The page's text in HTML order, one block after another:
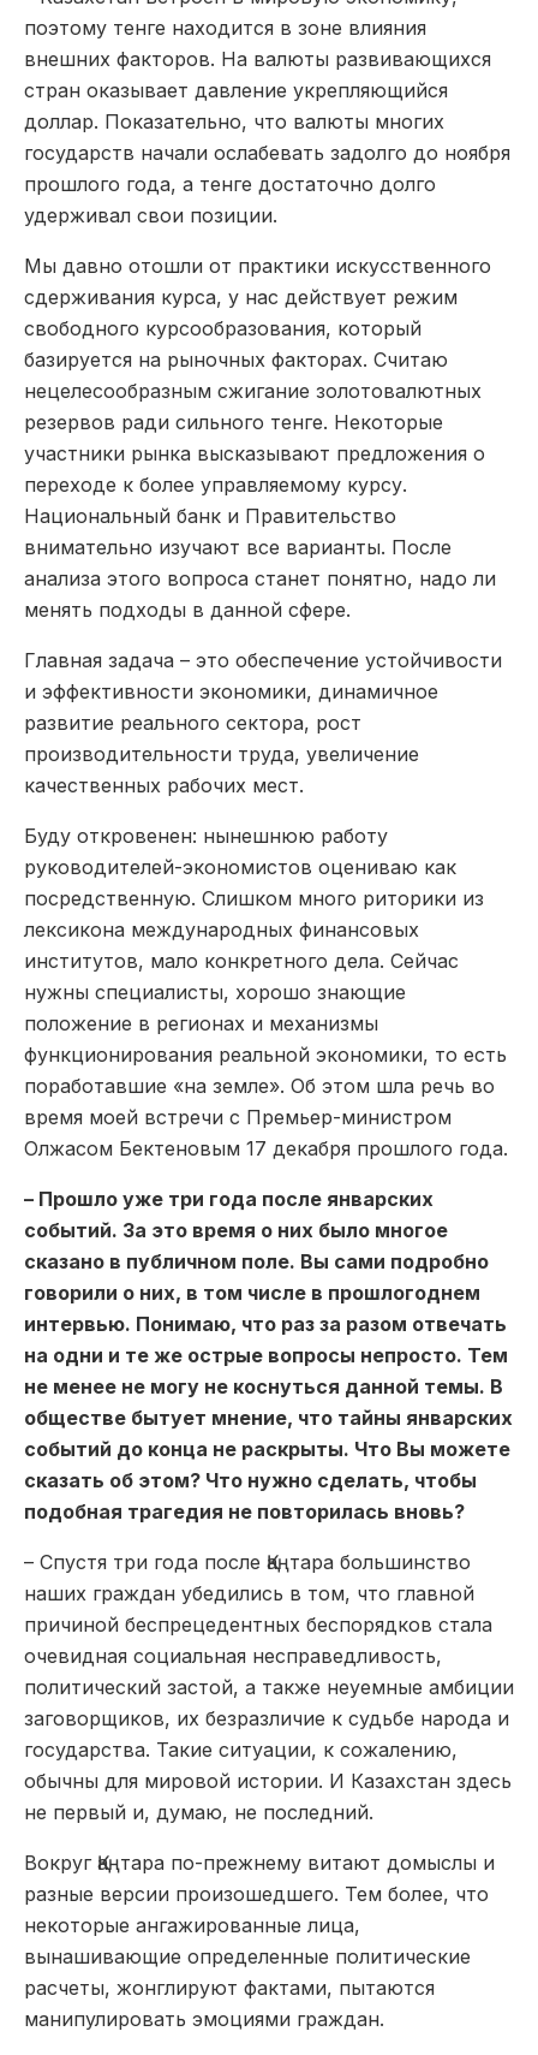
поэтому тенге находится в зоне влияния
внешних факторов. На валюты развивающихся
стран оказывает давление укрепляющийся
доллар. Показательно, что валюты многих
государств начали ослабевать задолго до ноября
прошлого года, а тенге достаточно долго
удерживал свои позиции.
Мы давно отошли от практики искусственного
сдерживания курса, у нас действует режим
свободного курсообразования, который
базируется на рыночных факторах. Считаю
нецелесообразным сжигание золотовалютных
резервов ради сильного тенге. Некоторые
участники рынка высказывают предложения о
переходе к более управляемому курсу.
Национальный банк и Правительство
внимательно изучают все варианты. После
анализа этого вопроса станет понятно, надо ли
менять подходы в данной сфере.
Главная задача – это обеспечение устойчивости
и эффективности экономики, динамичное
развитие реального сектора, рост
производительности труда, увеличение
качественных рабочих мест.
Буду откровенен: нынешнюю работу
руководителей-экономистов оцениваю как
посредственную. Слишком много риторики из
лексикона международных финансовых
институтов, мало конкретного дела. Сейчас
нужны специалисты, хорошо знающие
положение в регионах и механизмы
функционирования реальной экономики, то есть
поработавшие «на земле». Об этом шла речь во
время моей встречи с Премьер-министром
Олжасом Бектеновым 17 декабря прошлого года.
– Прошло уже три года после январских
событий. За это время о них было многое
сказано в публичном поле. Вы сами подробно
говорили о них, в том числе в прошлогоднем
интервью. Понимаю, что раз за разом отвечать
на одни и те же острые вопросы непросто. Тем
не менее не могу не коснуться данной темы. В
обществе бытует мнение, что тайны январских
событий до конца не раскрыты. Что Вы можете
сказать об этом? Что нужно сделать, чтобы
подобная трагедия не повторилась вновь?
– Спустя три года после Қаңтара большинство
наших граждан убедились в том, что главной
причиной беспрецедентных беспорядков стала
очевидная социальная несправедливость,
политический застой, а также неуемные амбиции
заговорщиков, их безразличие к судьбе народа и
государства. Такие ситуации, к сожалению,
обычны для мировой истории. И Казахстан здесь
не первый и, думаю, не последний.
Вокруг Қаңтара по-прежнему витают домыслы и
разные версии произошедшего. Тем более, что
некоторые ангажированные лица,
вынашивающие определенные политические
расчеты, жонглируют фактами, пытаются
манипулировать эмоциями граждан.